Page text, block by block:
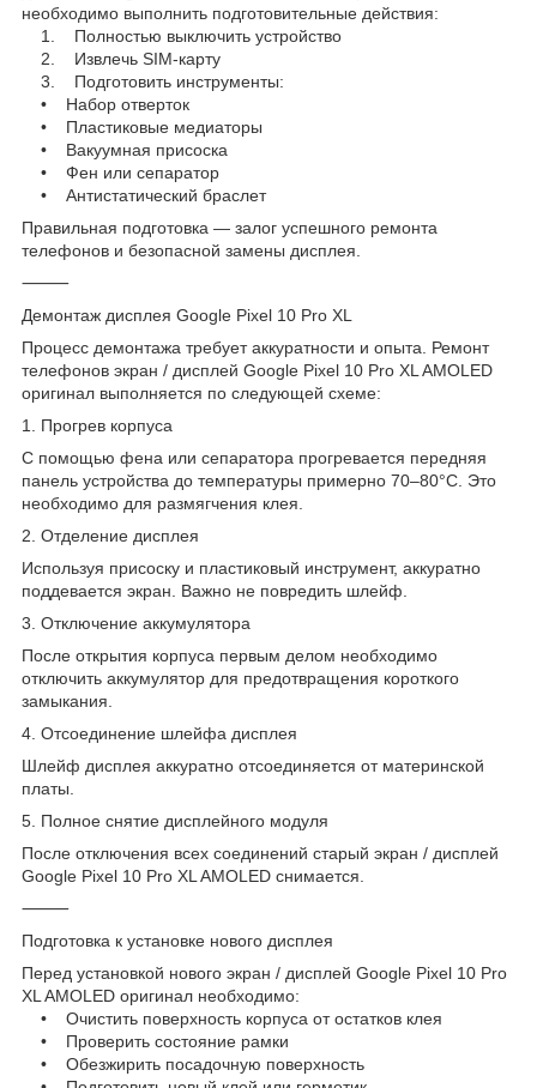
необходимо выполнить подготовительные действия:
1. Полностью выключить устройство
2. Извлечь SIM-карту
3. Подготовить инструменты:
• Набор отверток
• Пластиковые медиаторы
• Вакуумная присоска
• Фен или сепаратор
• Антистатический браслет
Правильная подготовка — залог успешного ремонта
телефонов и безопасной замены дисплея.
⸻
Демонтаж дисплея Google Pixel 10 Pro XL
Процесс демонтажа требует аккуратности и опыта. Ремонт
телефонов экран / дисплей Google Pixel 10 Pro XL AMOLED
оригинал выполняется по следующей схеме:
1. Прогрев корпуса
С помощью фена или сепаратора прогревается передняя
панель устройства до температуры примерно 70–80°C. Это
необходимо для размягчения клея.
2. Отделение дисплея
Используя присоску и пластиковый инструмент, аккуратно
поддевается экран. Важно не повредить шлейф.
3. Отключение аккумулятора
После открытия корпуса первым делом необходимо
отключить аккумулятор для предотвращения короткого
замыкания.
4. Отсоединение шлейфа дисплея
Шлейф дисплея аккуратно отсоединяется от материнской
платы.
5. Полное снятие дисплейного модуля
После отключения всех соединений старый экран / дисплей
Google Pixel 10 Pro XL AMOLED снимается.
⸻
Подготовка к установке нового дисплея
Перед установкой нового экран / дисплей Google Pixel 10 Pro
XL AMOLED оригинал необходимо:
• Очистить поверхность корпуса от остатков клея
• Проверить состояние рамки
• Обезжирить посадочную поверхность